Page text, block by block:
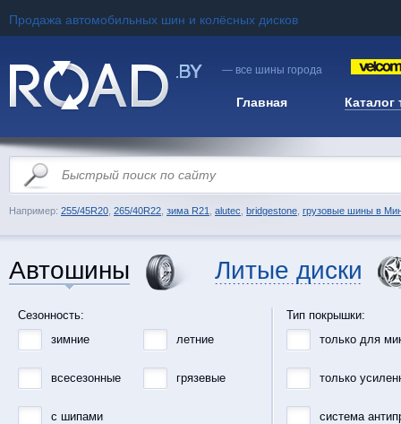
Продажа автомобильных шин и колёсных дисков
— все шины города
Главная Каталог
Например: 255/45R20 265/40R22 зима R21 alutec bridgestone грузовые шины в
Автошины Литые диски
Сезонность:
зимние
летние
всесезонные грязевые
с шипами
Тип покрышки:
только для
только
система